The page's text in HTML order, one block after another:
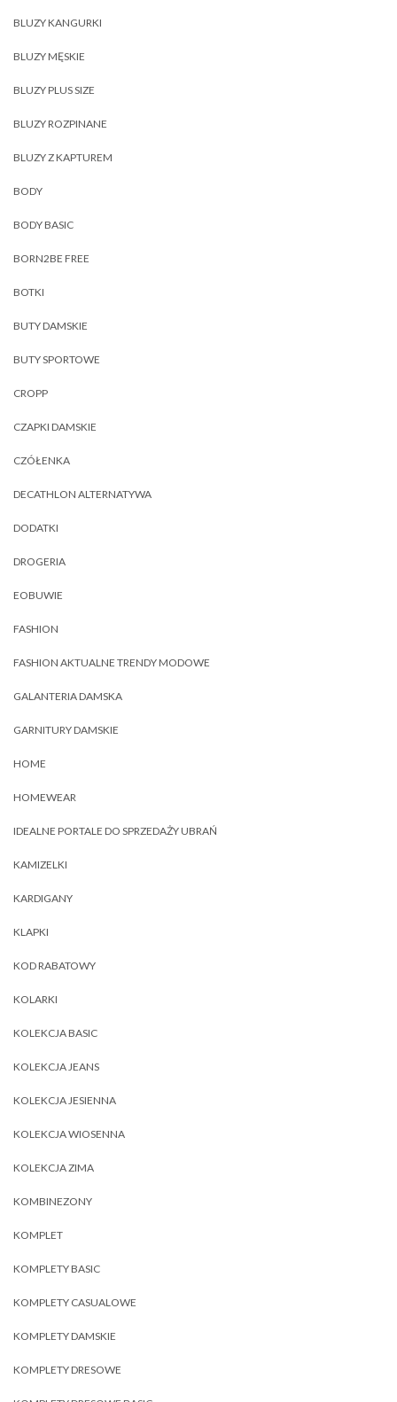
BLUZY KANGURKI
BLUZY MĘSKIE
BLUZY PLUS SIZE
BLUZY ROZPINANE
BLUZY Z KAPTUREM
BODY
BODY BASIC
BORN2BE FREE
BOTKI
BUTY DAMSKIE
BUTY SPORTOWE
CROPP
CZAPKI DAMSKIE
CZÓŁENKA
DECATHLON ALTERNATYWA
DODATKI
DROGERIA
EOBUWIE
FASHION
FASHION AKTUALNE TRENDY MODOWE
GALANTERIA DAMSKA
GARNITURY DAMSKIE
HOME
HOMEWEAR
IDEALNE PORTALE DO SPRZEDAŻY UBRAŃ
KAMIZELKI
KARDIGANY
KLAPKI
KOD RABATOWY
KOLARKI
KOLEKCJA BASIC
KOLEKCJA JEANS
KOLEKCJA JESIENNA
KOLEKCJA WIOSENNA
KOLEKCJA ZIMA
KOMBINEZONY
KOMPLET
KOMPLETY BASIC
KOMPLETY CASUALOWE
KOMPLETY DAMSKIE
KOMPLETY DRESOWE